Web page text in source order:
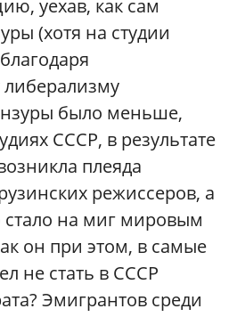
уехав, как сам
(хотя на студии
было меньше,
СССР, в результате
плеяда
режиссеров, а
стало на миг мировым
он при этом, в самые
не стать в СССР
Эмигрантов среди